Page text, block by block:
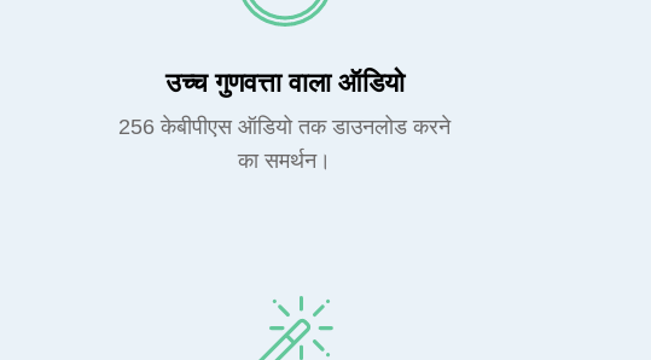
उच्च गुणवत्ता वाला ऑडियो
256 केबीपीएस ऑडियो तक डाउनलोड करने
का समर्थन।